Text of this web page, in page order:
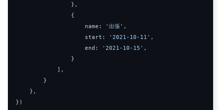
},
{
                    name
: '出張' ,
                    start
: '2021-10-11' ,
end : '2021-10-15' ,
}
],
}
},
})